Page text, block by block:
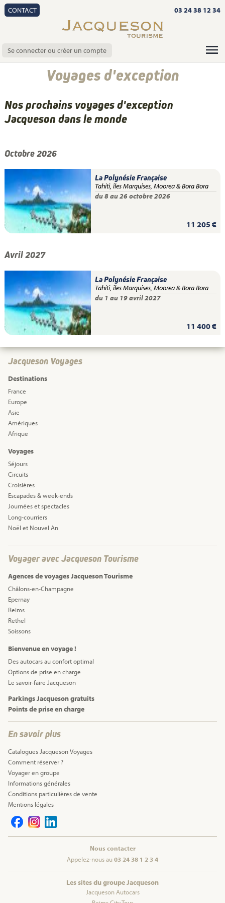
CONTACT 03 24 38 12 34
Se connecter ou créer un compte
Voyages d'exception
Nos prochains voyages d'exception
Jacqueson dans le monde
Octobre 2026
La Polynésie Française
Tahiti, îles Marquises, Moorea & Bora Bora
du 8 au 26 octobre 2026
11 205 €
Avril 2027
La Polynésie Française
Tahiti, îles Marquises, Moorea & Bora Bora
du 1 au 19 avril 2027
11 400 €
Jacqueson Voyages
Destinations
France
Europe
Asie
Amériques
Afrique
Voyages
Séjours
Circuits
Croisières
Escapades & week-ends
Journées et spectacles
Long-courriers
Noël et Nouvel An
Voyager avec Jacqueson Tourisme
Agences de voyages Jacqueson Tourisme
Châlons-en-Champagne
Epernay
Reims
Rethel
Soissons
Bienvenue en voyage !
Des autocars au confort optimal
Options de prise en charge
Le savoir-faire Jacqueson
Parkings Jacqueson gratuits
Points de prise en charge
En savoir plus
Catalogues Jacqueson Voyages
Comment réserver ?
Voyager en groupe
Informations générales
Conditions particulières de vente
Mentions légales
Nous contacter
Appelez-nous au 03 24 38 1 2 3 4
Les sites du groupe Jacqueson
Jacqueson Autocars